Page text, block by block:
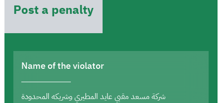
Post a penalty
Name of the violator
شركة مسعد مقبي عايد المطيري وشريكه المحدودة